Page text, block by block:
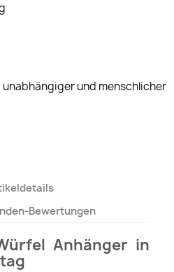
und menschlicher
Bewertungen
Anhänger in